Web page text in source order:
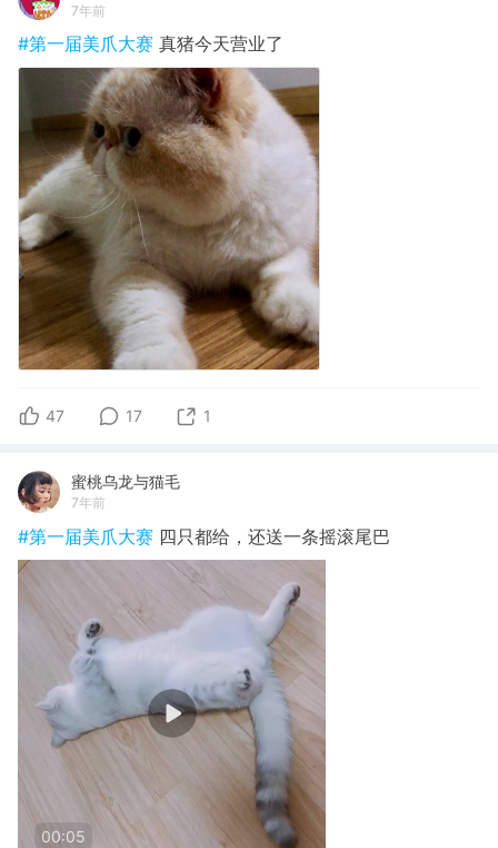
7年前
#第一届美爪大赛 真猪今天营业了
47 17 1
蜜桃乌龙与猫毛
7年前
#第一届美爪大赛 四只都给，还送一条摇滚尾巴
00:05